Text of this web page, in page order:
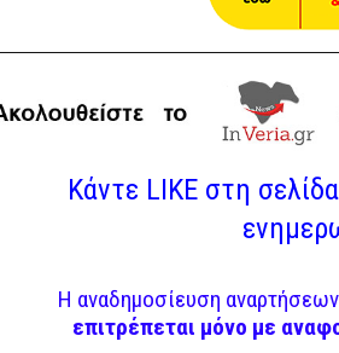
Κάντε LIKE στη
Η αναδημοσίευση
επιτρέπεται μόνο με